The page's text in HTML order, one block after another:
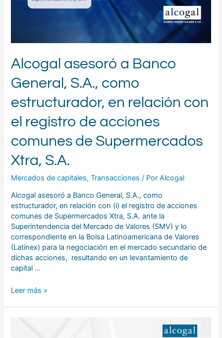
Alcogal asesoró a Banco
General, S.A., como
estructurador, en relación con
el registro de acciones
comunes de Supermercados
Xtra, S.A.
Mercados de capitales,Transacciones / PorAlcogal
Alcogal asesoró a Banco General, S.A., como
estructurador, en relación con (i) el registro de acciones
comunes de Supermercados Xtra, S.A. ante la
Superintendencia del Mercado de Valores (SMV) y lo
correspondiente en la Bolsa Latinoamericana de Valores
(Latinex) para la negociación en el mercado secundario de
dichas acciones, resultando en un levantamiento de
capital …
el
de
comunes
Supermercados
Xtra,
S.A.
Leer más »